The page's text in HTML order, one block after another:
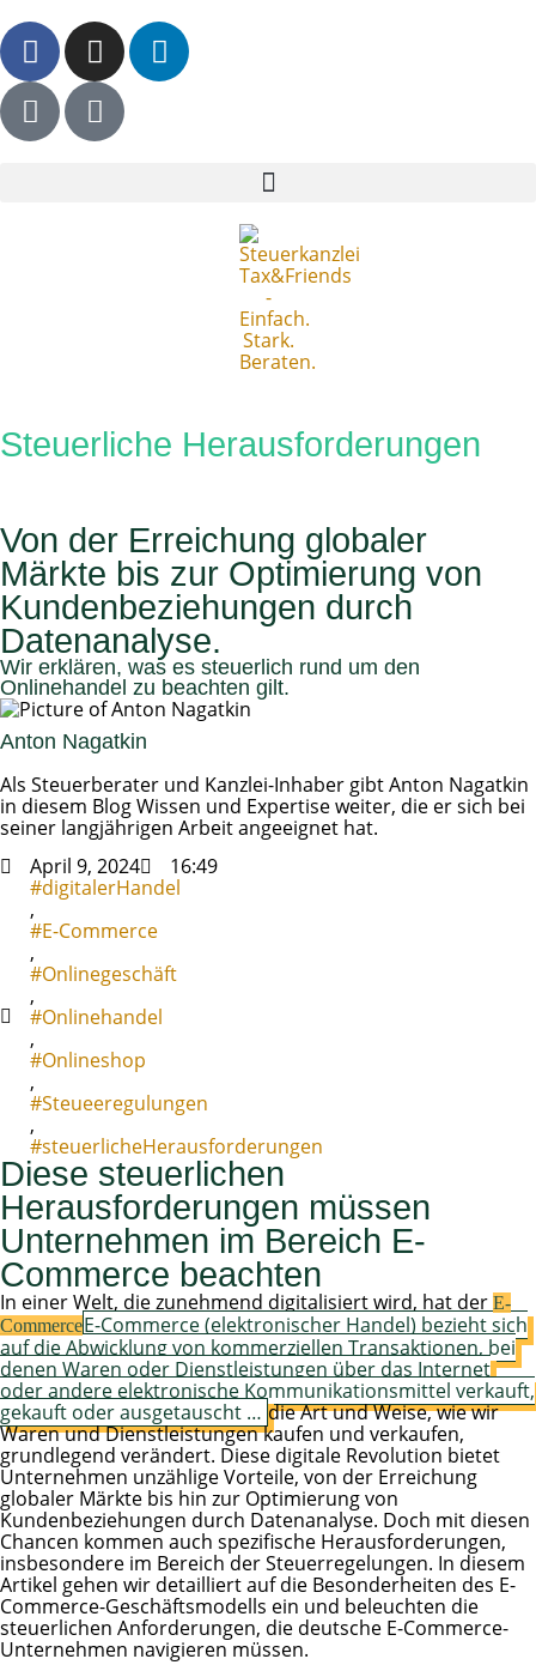
Steuerliche Herausforderungen
Von der Erreichung globaler
Märkte bis zur Optimierung von
Kundenbeziehungen durch
Datenanalyse.
Wir erklären, was es steuerlich rund um den
Onlinehandel zu beachten gilt.
Anton Nagatkin
Als Steuerberater und Kanzlei-Inhaber gibt Anton Nagatkin
in diesem Blog Wissen und Expertise weiter, die er sich bei
seiner langjährigen Arbeit angeeignet hat.
April 9, 2024
16:49
#digitalerHandel
,
#E-Commerce
,
#Onlinegeschäft
,
#Onlinehandel
,
#Onlineshop
,
#Steueeregulungen
,
#steuerlicheHerausforderungen
Diese steuerlichen
Herausforderungen müssen
Unternehmen im Bereich E-
Commerce beachten
In einer Welt, die zunehmend digitalisiert wird, hat der E-
CommerceE-Commerce (elektronischer Handel) bezieht sich
auf die Abwicklung von kommerziellen Transaktionen, bei
denen Waren oder Dienstleistungen über das Internet
oder andere elektronische Kommunikationsmittel verkauft,
gekauft oder ausgetauscht … die Art und Weise, wie wir
Waren und Dienstleistungen kaufen und verkaufen,
grundlegend verändert. Diese digitale Revolution bietet
Unternehmen unzählige Vorteile, von der Erreichung
globaler Märkte bis hin zur Optimierung von
Kundenbeziehungen durch Datenanalyse. Doch mit diesen
Chancen kommen auch spezifische Herausforderungen,
insbesondere im Bereich der Steuerregelungen. In diesem
Artikel gehen wir detailliert auf die Besonderheiten des E-
Commerce-Geschäftsmodells ein und beleuchten die
steuerlichen Anforderungen, die deutsche E-Commerce-
Unternehmen navigieren müssen.